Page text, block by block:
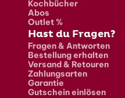
Kochbücher
Abos
Outlet %
Hast du Fragen?
Fragen & Antworten
Bestellung erhalten
Versand & Retouren
Zahlungsarten
Garantie
Gutschein einlösen